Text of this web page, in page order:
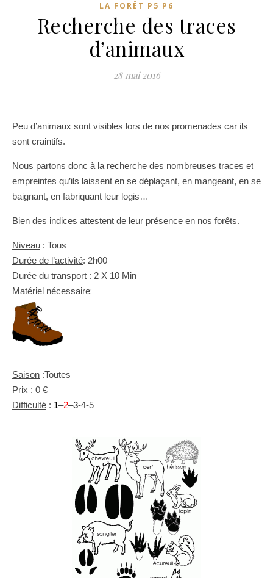
LA FORÊT P5 P6
Recherche des traces
d’animaux
28 mai 2016
Peu d’animaux sont visibles lors de nos promenades car ils
sont craintifs.
Nous partons donc à la recherche des nombreuses traces et
empreintes qu’ils laissent en se déplaçant, en mangeant, en se
baignant, en fabriquant leur logis…
Bien des indices attestent de leur présence en nos forêts.
Niveau : Tous
Durée de l’activité: 2h00
Durée du transport : 2 X 10 Min
Matériel nécessaire:
Saison :Toutes
Prix : 0 €
Difficulté : 1–2–3-4-5